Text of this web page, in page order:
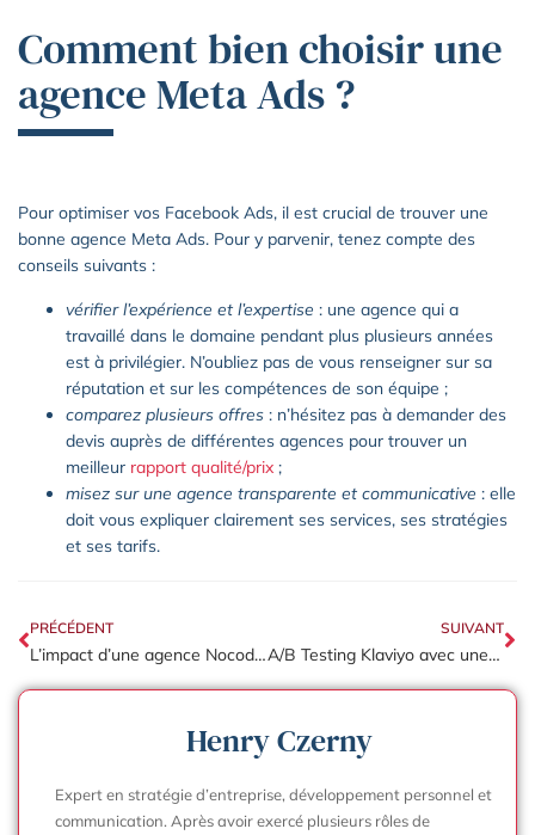
Comment bien choisir une
agence Meta Ads ?
Pour optimiser vos Facebook Ads, il est crucial de trouver une
bonne agence Meta Ads. Pour y parvenir, tenez compte des
conseils suivants :
vérifier l’expérience et l’expertise : une agence qui a
travaillé dans le domaine pendant plus plusieurs années
est à privilégier. N’oubliez pas de vous renseigner sur sa
réputation et sur les compétences de son équipe ;
comparez plusieurs offres : n’hésitez pas à demander des
devis auprès de différentes agences pour trouver un
meilleur rapport qualité/prix ;
misez sur une agence transparente et communicative : elle
doit vous expliquer clairement ses services, ses stratégies
et ses tarifs.
PRÉCÉDENT
L’impact d’une agence Nocode sur la transformation digitale
SUIVANT
A/B Testing Klaviyo avec une agence spécialisée
Henry Czerny
Expert en stratégie d’entreprise, développement personnel et
communication. Après avoir exercé plusieurs rôles de